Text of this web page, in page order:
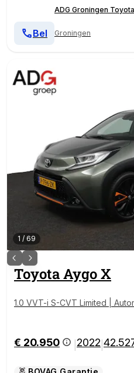
ADG Groningen
Groningen
Bel
1 / 69
ToyotaAygo X
1.0 VVT-i S-CVT Limited |
€ 20.950 2022